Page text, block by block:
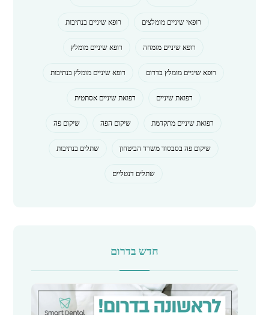
רופאי שיניים מומלצים
רופא שיניים בנתיבות
רופא שיניים מומחה
רופא שיניים מומלץ
רופא שיניים מומלץ בדרום
רופא שיניים מומלץ בנתיבות
רפואת שיניים
רפואת שיניים אסתטית
רפואת שיניים מתקדמת
שיקום הפה
שיקום פה
שיקום פה בסבסוד משרד הביטחון
שתלים בנתיבות
שתלים דנטליים
חדש בדרום